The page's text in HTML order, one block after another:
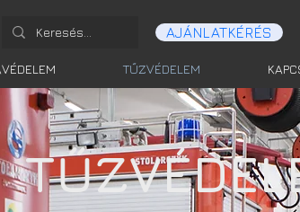
AJÁNLATKÉRÉS
TŰZVÉDELEM